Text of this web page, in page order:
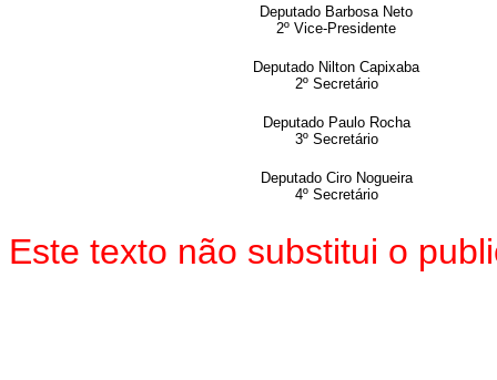
Deputado Barbosa Neto
2º Vice-Presidente
Deputado Nilton Capixaba
2º Secretário
Deputado Paulo Rocha
3º Secretário
Deputado Ciro Nogueira
4º Secretário
Este texto não substitui o